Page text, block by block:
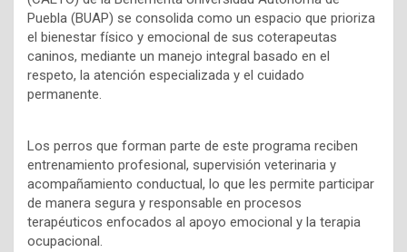
Puebla (BUAP) se consolida como un espacio que prioriza
el bienestar físico y emocional de sus coterapeutas
caninos, mediante un manejo integral basado en el
respeto, la atención especializada y el cuidado
permanente.
Los perros que forman parte de este programa reciben
entrenamiento profesional, supervisión veterinaria y
acompañamiento conductual, lo que les permite participar
de manera segura y responsable en procesos
terapéuticos enfocados al apoyo emocional y la terapia
ocupacional.